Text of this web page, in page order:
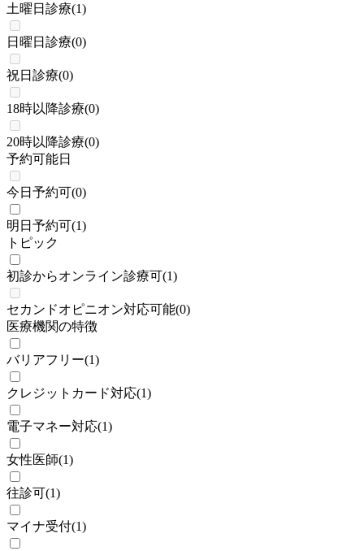
土曜日診療(1)
日曜日診療(0)
祝日診療(0)
18時以降診療(0)
20時以降診療(0)
予約可能日
今日予約可(0)
明日予約可(1)
トピック
初診からオンライン診療可(1)
セカンドオピニオン対応可能(0)
医療機関の特徴
バリアフリー(1)
クレジットカード対応(1)
電子マネー対応(1)
女性医師(1)
往診可(1)
マイナ受付(1)